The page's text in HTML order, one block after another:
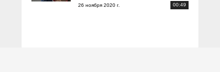
26 ноября 2020 г. 00:49